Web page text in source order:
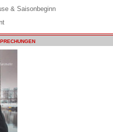
& Saisonbeginn